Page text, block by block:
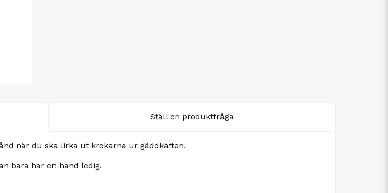
Ställ en produktfråga
när du ska lirka ut krokarna ur gäddkäften.
bara har en hand ledig.